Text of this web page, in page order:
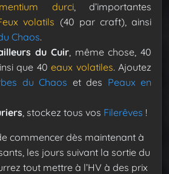
durci, d’importantes
volatils (40 par craft), ainsi
Chaos.
du Cuir, même chose, 40
que 40eaux volatiles. Ajoutez
du Chaos et des Peaux en
, stockez tous vos Filerêves !
commencer dès maintenant à
les jours suivant la sortie du
tout mettre à l’HV à des prix